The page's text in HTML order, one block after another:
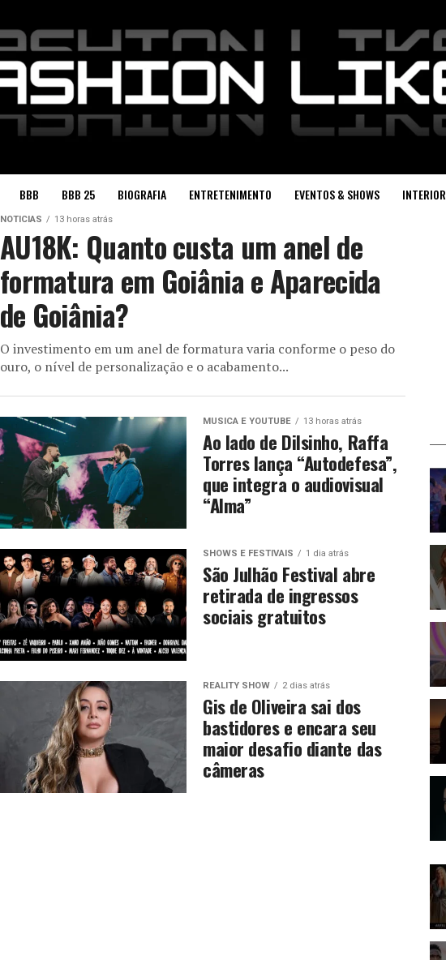
BBB BBB 25 BIOGRAFIA ENTRETENIMENTO EVENTOS & SHOWS INTERIOR
NOTICIAS 13 horas atrás
AU18K: Quanto custa um anel de
formatura em Goiânia e Aparecida
de Goiânia?
O investimento em um anel de formatura varia conforme o peso do
ouro, o nível de personalização e o acabamento...
MUSICA E YOUTUBE 13 horas atrás
Ao lado de Dilsinho, Raffa
Torres lança “Autodefesa”,
que integra o audiovisual
“Alma”
SHOWS E FESTIVAIS 1 dia atrás
São Julhão Festival abre
retirada de ingressos
sociais gratuitos
REALITY SHOW 2 dias atrás
Gis de Oliveira sai dos
bastidores e encara seu
maior desafio diante das
câmeras